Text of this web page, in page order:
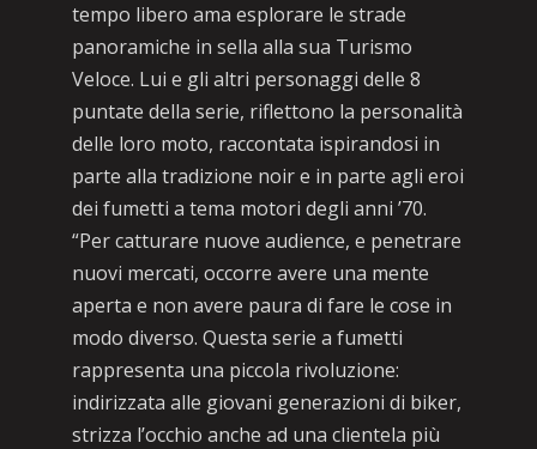
tempo libero ama esplorare le strade
panoramiche in sella alla sua Turismo
Veloce. Lui e gli altri personaggi delle 8
puntate della serie, riflettono la personalità
delle loro moto, raccontata ispirandosi in
parte alla tradizione noir e in parte agli eroi
dei fumetti a tema motori degli anni ’70.
“Per catturare nuove audience, e penetrare
nuovi mercati, occorre avere una mente
aperta e non avere paura di fare le cose in
modo diverso. Questa serie a fumetti
rappresenta una piccola rivoluzione:
indirizzata alle giovani generazioni di biker,
strizza l’occhio anche ad una clientela più